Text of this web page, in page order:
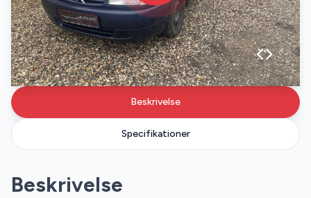
Specifikationer
Beskrivelse
Beskrivelse